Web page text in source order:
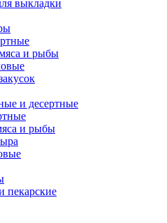
выкладки
и рыбы
и десертные
и рыбы
пекарские